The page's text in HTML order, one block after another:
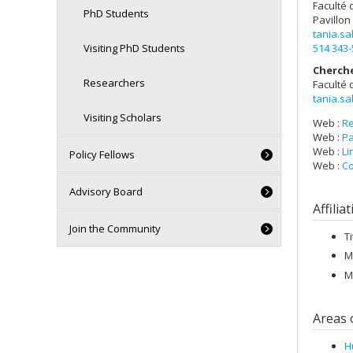
Faculté
514
Faculté
Web :
Web :
Web :
Web :
Areas
PhD Students
Visiting PhD Students
Researchers
Visiting Scholars
Policy Fellows
Advisory Board
Join the Community